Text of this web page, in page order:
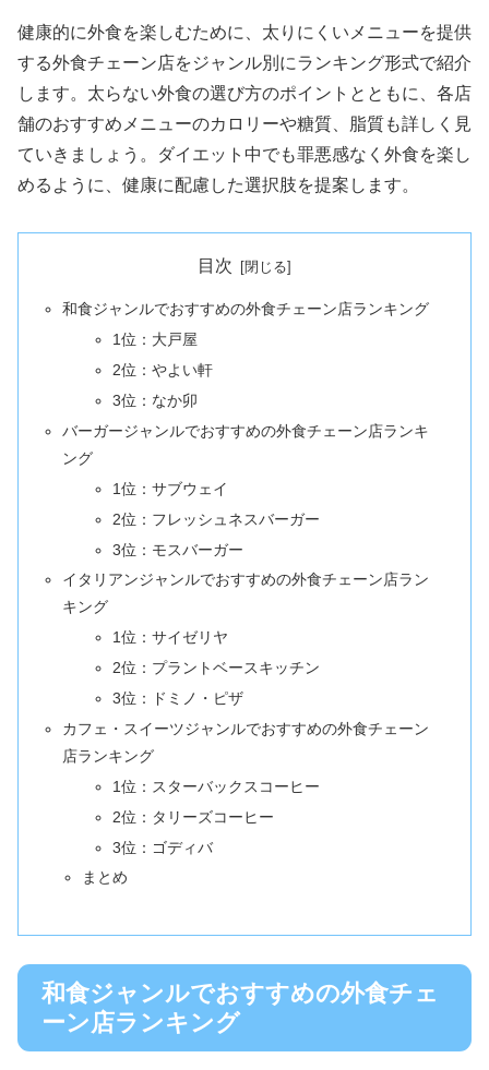
健康的に外食を楽しむために、太りにくいメニューを提供
する外食チェーン店をジャンル別にランキング形式で紹介
します。太らない外食の選び方のポイントとともに、各店
舗のおすすめメニューのカロリーや糖質、脂質も詳しく見
ていきましょう。ダイエット中でも罪悪感なく外食を楽し
めるように、健康に配慮した選択肢を提案します。
目次
和食ジャンルでおすすめの外食チェーン店ランキング
1位：大戸屋
2位：やよい軒
3位：なか卯
バーガージャンルでおすすめの外食チェーン店ランキ
ング
1位：サブウェイ
2位：フレッシュネスバーガー
3位：モスバーガー
イタリアンジャンルでおすすめの外食チェーン店ラン
キング
1位：サイゼリヤ
2位：プラントベースキッチン
3位：ドミノ・ピザ
カフェ・スイーツジャンルでおすすめの外食チェーン
店ランキング
1位：スターバックスコーヒー
2位：タリーズコーヒー
3位：ゴディバ
まとめ
和食ジャンルでおすすめの外食チェ
ーン店ランキング